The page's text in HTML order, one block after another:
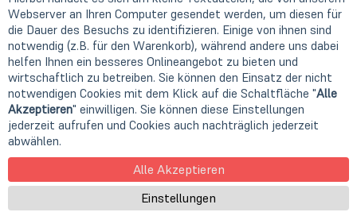
Seitenverhältnis
16:9
Displayoberfläche
Anti-Glare (matt)
Displaybeleuchtung
LED Hintergrundbeleuchtung
Touchscreen
nicht vorhanden
integrierte HD WebCam
Webserver an Ihren Computer gesendet werden, um diesen für
die Dauer des Besuchs zu identifizieren. Einige von ihnen sind
notwendig (z.B. für den Warenkorb), während andere uns dabei
helfen Ihnen ein besseres Onlineangebot zu bieten und
wirtschaftlich zu betreiben. Sie können den Einsatz der nicht
notwendigen Cookies mit dem Klick auf die Schaltfläche "Alle
Akzeptieren" einwilligen. Sie können diese Einstellungen
jederzeit aufrufen und Cookies auch nachträglich jederzeit
abwählen.
Alle Akzeptieren
Einstellungen